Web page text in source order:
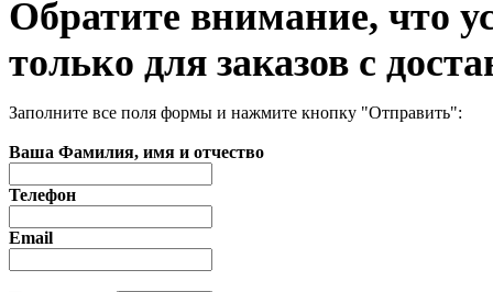
Обратите внимание, что
только для заказов с
Заполните все поля формы и нажмите кнопку "Отправить":
Ваша Фамилия, имя и отчество
Телефон
Email